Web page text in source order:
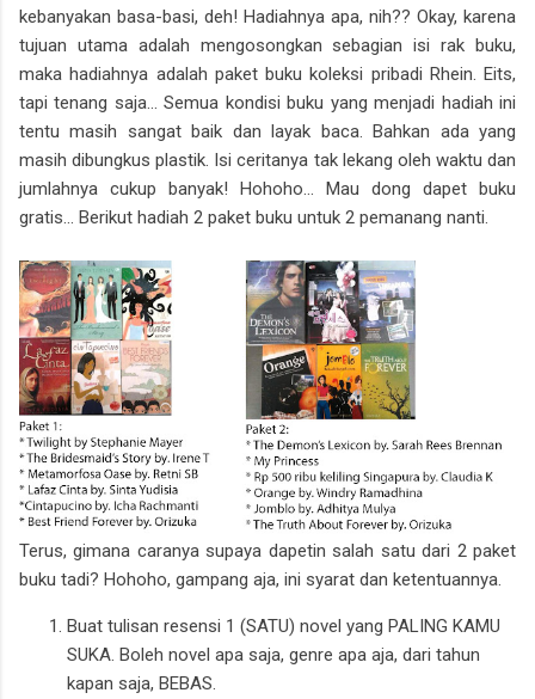
kebanyakan basa-basi, deh! Hadiahnya apa, nih?? Okay, karena
tujuan utama adalah mengosongkan sebagian isi rak buku,
maka hadiahnya adalah paket buku koleksi pribadi Rhein. Eits,
tapi tenang saja... Semua kondisi buku yang menjadi hadiah ini
tentu masih sangat baik dan layak baca. Bahkan ada yang
masih dibungkus plastik. Isi ceritanya tak lekang oleh waktu dan
jumlahnya cukup banyak! Hohoho... Mau dong dapet buku
gratis... Berikut hadiah 2 paket buku untuk 2 pemanang nanti.
Terus, gimana caranya supaya dapetin salah satu dari 2 paket
buku tadi? Hohoho, gampang aja, ini syarat dan ketentuannya.
Buat tulisan resensi 1 (SATU) novel yang PALING KAMU
SUKA. Boleh novel apa saja, genre apa aja, dari tahun
kapan saja, BEBAS.